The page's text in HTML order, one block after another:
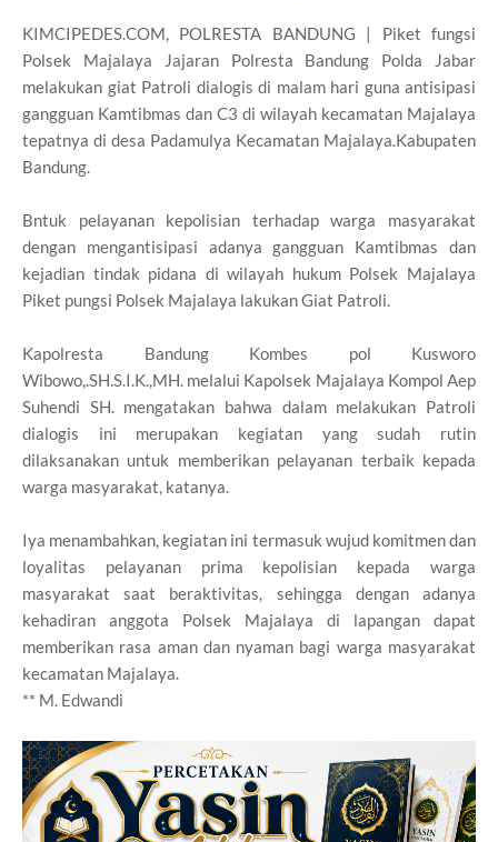
KIMCIPEDES.COM, POLRESTA BANDUNG | Piket fungsi
Polsek Majalaya Jajaran Polresta Bandung Polda Jabar
melakukan giat Patroli dialogis di malam hari guna antisipasi
gangguan Kamtibmas dan C3 di wilayah kecamatan Majalaya
tepatnya di desa Padamulya Kecamatan Majalaya.Kabupaten
Bandung.
Bntuk pelayanan kepolisian terhadap warga masyarakat
dengan mengantisipasi adanya gangguan Kamtibmas dan
kejadian tindak pidana di wilayah hukum Polsek Majalaya
Piket pungsi Polsek Majalaya lakukan Giat Patroli.
Kapolresta Bandung Kombes pol Kusworo
Wibowo,.SH.S.I.K.,MH. melalui Kapolsek Majalaya Kompol Aep
Suhendi SH. mengatakan bahwa dalam melakukan Patroli
dialogis ini merupakan kegiatan yang sudah rutin
dilaksanakan untuk memberikan pelayanan terbaik kepada
warga masyarakat, katanya.
Iya menambahkan, kegiatan ini termasuk wujud komitmen dan
loyalitas pelayanan prima kepolisian kepada warga
masyarakat saat beraktivitas, sehingga dengan adanya
kehadiran anggota Polsek Majalaya di lapangan dapat
memberikan rasa aman dan nyaman bagi warga masyarakat
kecamatan Majalaya.
** M. Edwandi